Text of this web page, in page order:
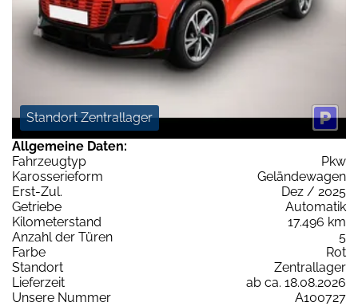
Standort Zentrallager
Allgemeine Daten:
Fahrzeugtyp
Pkw
Karosserieform
Geländewagen
Erst-Zul.
Dez / 2025
Getriebe
Automatik
Kilometerstand
17.496 km
Anzahl der Türen
5
Farbe
Rot
Standort
Zentrallager
Lieferzeit
ab ca. 18.08.2026
Unsere Nummer
A100727